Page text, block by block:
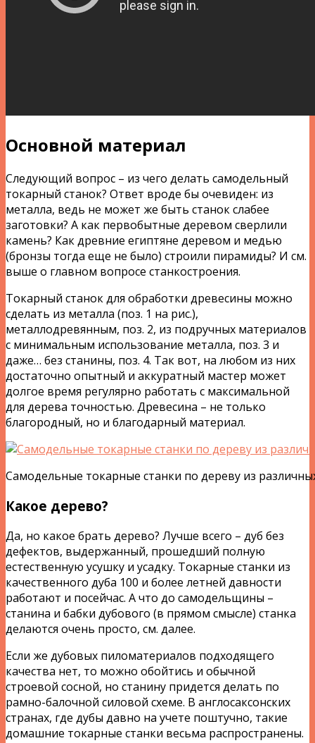
Основной материал
Следующий вопрос – из чего делать самодельный
токарный станок? Ответ вроде бы очевиден: из
металла, ведь не может же быть станок слабее
заготовки? А как первобытные деревом сверлили
камень? Как древние египтяне деревом и медью
(бронзы тогда еще не было) строили пирамиды? И см.
выше о главном вопросе станкостроения.
Токарный станок для обработки древесины можно
сделать из металла (поз. 1 на рис.),
металлодревянным, поз. 2, из подручных материалов
с минимальным использование металла, поз. 3 и
даже… без станины, поз. 4. Так вот, на любом из них
достаточно опытный и аккуратный мастер может
долгое время регулярно работать с максимальной
для дерева точностью. Древесина – не только
благородный, но и благодарный материал.
Самодельные токарные станки по дереву из
Какое дерево?
Да, но какое брать дерево? Лучше всего – дуб без
дефектов, выдержанный, прошедший полную
естественную усушку и усадку. Токарные станки из
качественного дуба 100 и более летней давности
работают и посейчас. А что до самодельщины –
станина и бабки дубового (в прямом смысле) станка
делаются очень просто, см. далее.
Если же дубовых пиломатериалов подходящего
качества нет, то можно обойтись и обычной
строевой сосной, но станину придется делать по
рамно-балочной силовой схеме. В англосаксонских
странах, где дубы давно на учете поштучно, такие
домашние токарные станки весьма распространены.